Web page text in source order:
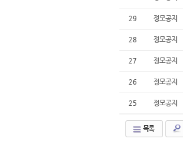
29 정모공지
28 정모공지
27 정모공지
26 정모공지
25 정모공지
목록